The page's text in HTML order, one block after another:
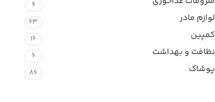
6
لوازم مادر 63
کمپین 16
نظافت و بهداشت 6
پوشاک 86